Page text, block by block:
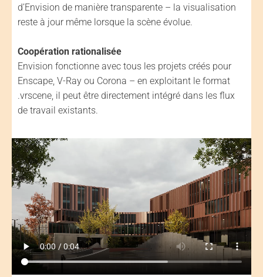
d’Envision de manière transparente – la visualisation
reste à jour même lorsque la scène évolue.
Coopération rationalisée
Envision fonctionne avec tous les projets créés pour
Enscape, V-Ray ou Corona – en exploitant le format
.vrscene, il peut être directement intégré dans les flux
de travail existants.